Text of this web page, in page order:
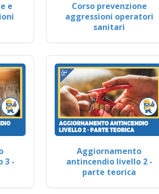
e
Corso prevenzione
aggressioni operatori
sanitari
3 -
Aggiornamento
antincendio livello 2 -
parte teorica